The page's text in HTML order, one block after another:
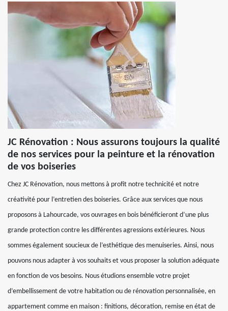
JC Rénovation : Nous assurons toujours la qualité
de nos services pour la peinture et la rénovation
de vos boiseries
Chez JC Rénovation, nous mettons à profit notre technicité et notre
créativité pour l’entretien des boiseries. Grâce aux services que nous
proposons à Lahourcade, vos ouvrages en bois bénéficieront d’une plus
grande protection contre les différentes agressions extérieures. Nous
sommes également soucieux de l’esthétique des menuiseries. Ainsi, nous
pouvons nous adapter à vos souhaits et vous proposer la solution adéquate
en fonction de vos besoins. Nous étudions ensemble votre projet
d’embellissement de votre habitation ou de rénovation personnalisée, en
appartement comme en maison : finitions, décoration, remise en état de